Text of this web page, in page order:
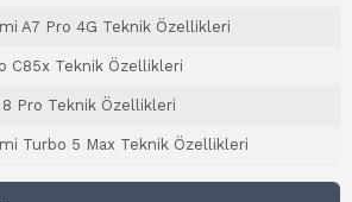
A7 Pro 4G Teknik Özellikleri
C85x Teknik Özellikleri
Pro Teknik Özellikleri
Turbo 5 Max Teknik Özellikleri